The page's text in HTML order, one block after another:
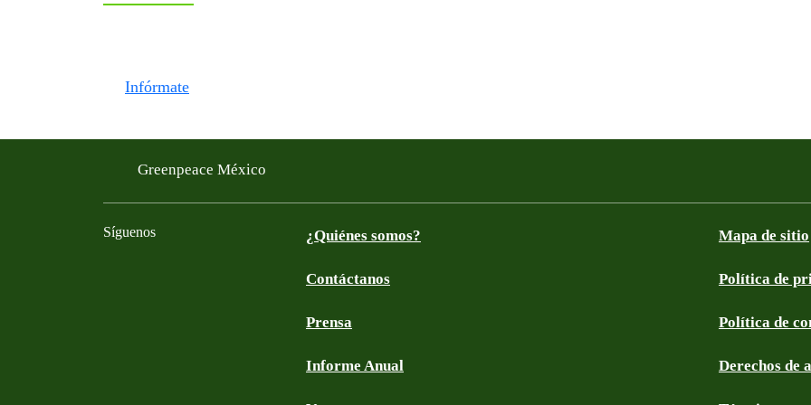
Infórmate
Greenpeace México
Síguenos ¿Quiénes somos?
Contáctanos
Prensa
Informe Anual
Mapa de sitio
Política de
Política de
Derechos de